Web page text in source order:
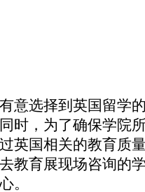
意选择到英国留学
时，为了确保学院
英国相关的教育质
教育展现场咨询的
。